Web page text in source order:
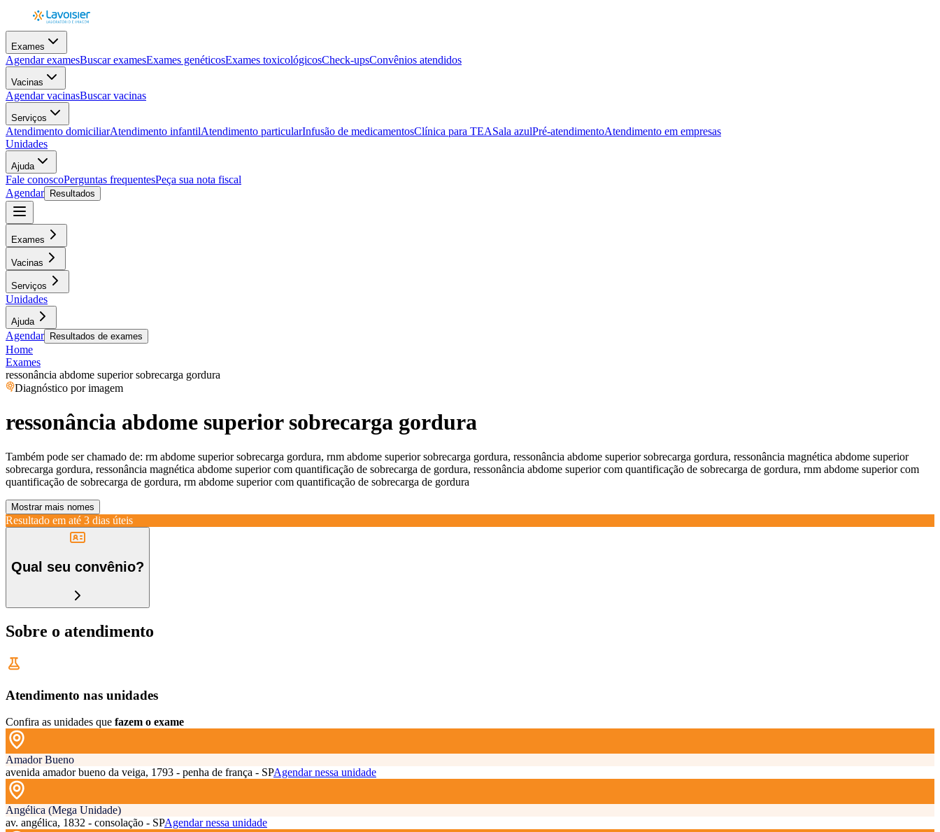
Exames
Agendar examesBuscar examesExames genéticosExames toxicológicosCheck-upsConvênios atendidos
Vacinas
Agendar vacinasBuscar vacinas
Serviços
Atendimento domiciliarAtendimento infantilAtendimento particularInfusão de medicamentosClínica para TEASala azulPré-atendimentoAtendimento em empresas
Unidades
Ajuda
Fale conoscoPerguntas frequentesPeça sua nota fiscal
Agendar
Resultados
Exames
Vacinas
Serviços
Unidades
Ajuda
Agendar Resultados de exames
Home
Exames
ressonância abdome superior sobrecarga gordura
Diagnóstico por imagem
ressonância abdome superior sobrecarga gordura
Também pode ser chamado de: rm abdome superior sobrecarga gordura, rnm abdome superior sobrecarga gordura, ressonância abdome superior sobrecarga gordura, ressonância magnética abdome superior
sobrecarga gordura, ressonância magnética abdome superior com quantificação de sobrecarga de gordura, ressonância abdome superior com quantificação de sobrecarga de gordura, rnm abdome superior com
quantificação de sobrecarga de gordura, rm abdome superior com quantificação de sobrecarga de gordura
Mostrar mais nomes
Resultado em até 3 dias úteis
Qual seu convênio?
Sobre o atendimento
Atendimento nas unidades
Confira as unidades que fazem o exame
Amador Bueno
avenida amador bueno da veiga, 1793 - penha de frança - SPAgendar nessa unidade
Angélica (Mega Unidade)
av. angélica, 1832 - consolação - SPAgendar nessa unidade